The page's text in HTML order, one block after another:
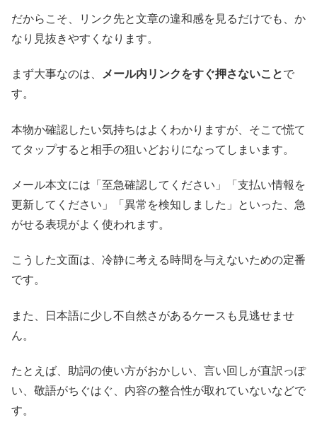
だからこそ、リンク先と文章の違和感を見るだけでも、か
なり見抜きやすくなります。
まず大事なのは、 メール内リンクをすぐ押さないことで
す。
本物か確認したい気持ちはよくわかりますが、そこで慌て
てタップすると相手の狙いどおりになってしまいます。
メール本文には「至急確認してください」「支払い情報を
更新してください」「異常を検知しました」といった、急
がせる表現がよく使われます。
こうした文面は、冷静に考える時間を与えないための定番
です。
また、日本語に少し不自然さがあるケースも見逃せませ
ん。
たとえば、助詞の使い方がおかしい、言い回しが直訳っぽ
い、敬語がちぐはぐ、内容の整合性が取れていないなどで
す。